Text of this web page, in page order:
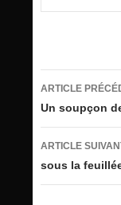
des
articles
ARTICLE
Un soupçon
ARTICLE
sous la